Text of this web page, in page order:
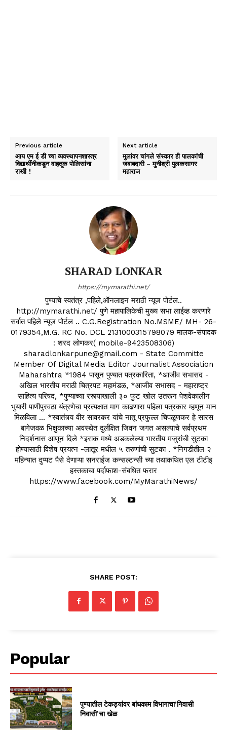
Previous article
आय एम ई डी च्या व्यवस्थापनशास्त्र
विद्यार्थींनीकडून वाहतूक पोलिसांना
राखी !
Next article
मुलांवर चांगले संस्कार ही पालकांची
जबाबदारी – मुनीश्री पुलकसागर
महाराज
SHARAD LONKAR
https://mymarathi.net/
पुण्याचे स्वतंत्र ,पहिले,ऑनलाइन मराठी न्यूज पोर्टल..
http://mymarathi.net/ पुणे महापालिकेची मुख्य सभा लाईव्ह करणारे
सर्वात पहिले न्यूज पोर्टल .. C.G.Registration No.MSME/ MH- 26-
0179354,M.G. RC No. DCL 2131000315798079 मालक-संपादक
: शरद लोणकर( mobile-9423508306)
sharadlonkarpune@gmail.com - State Committe
Member Of Digital Media Editor Journalist Association
Maharshtra *1984 पासून पुण्यात पत्रकारिता, *आजीव सभासद -
अखिल भारतीय मराठी चित्रपट महामंडळ, *आजीव सभासद - महाराष्ट्र
साहित्य परिषद, *पुण्याच्या रस्त्याखाली ३० फुट खोल उतरून पेशवेकालीन
भुयारी पाणीपुरवठा यंत्रणेचा प्रत्यक्षात माग काढणारा पहिला पत्रकार म्हणून मान
मिळविला ... *स्वातंत्र्य वीर सावरकर यांचे नातू प्रफुल्ल चिपळूणकर हे सारस
बागेजवळ भिक्षुकाच्या अवस्थेत दुर्लक्षित जिवन जगत असल्याचे सर्वप्रथम
निदर्शनास आणून दिले *इराक मध्ये अडकलेल्या भारतीय मजुरांची सुटका
होण्यासाठी विशेष प्रयत्न -लातूर मधील ५ तरुणांची सुटका . *निगडीतील २
महिन्यात दुप्पट पैसे देणाऱ्या सनराईज कन्सल्टन्सी च्या तथाकथित एल टीटीइ
हस्तकाचा पर्दाफाश-संबधित फरार
https://www.facebook.com/MyMarathiNews/
SHARE POST:
Popular
पुण्यातील टेकड्यांवर बांधकाम विभागाचा’निवासी
निवासी’चा खेळ